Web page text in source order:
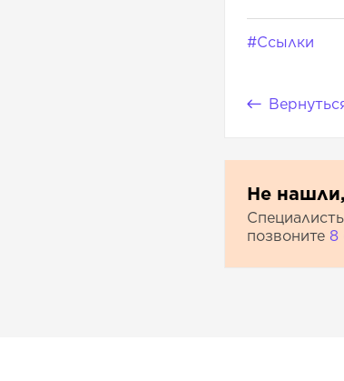
#Ссылки
Не
позвоните 8